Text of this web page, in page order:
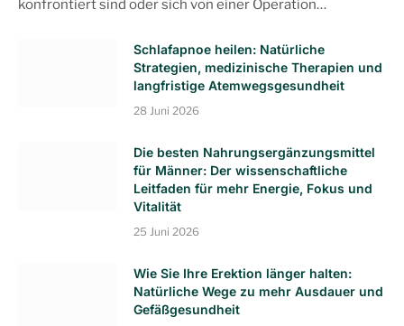
konfrontiert sind oder sich von einer Operation…
Schlafapnoe heilen: Natürliche
Strategien, medizinische Therapien und
langfristige Atemwegsgesundheit
28 Juni 2026
Die besten Nahrungsergänzungsmittel
für Männer: Der wissenschaftliche
Leitfaden für mehr Energie, Fokus und
Vitalität
25 Juni 2026
Wie Sie Ihre Erektion länger halten:
Natürliche Wege zu mehr Ausdauer und
Gefäßgesundheit